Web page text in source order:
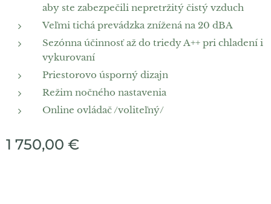
aby ste zabezpečili nepretržitý čistý vzduch
Veľmi tichá prevádzka znížená na 20 dBA
Sezónna účinnosť až do triedy A++ pri chladení i
vykurovaní
Priestorovo úsporný dizajn
Režim nočného nastavenia
Online ovládač /voliteľný/
1 750,00 €